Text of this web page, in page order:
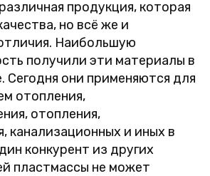
продукция, которая
но всё же и
Наибольшую
получили эти материалы в
Сегодня они применяются для
отопления,
отопления,
канализационных и иных в
конкурент из других
пластмассы не может